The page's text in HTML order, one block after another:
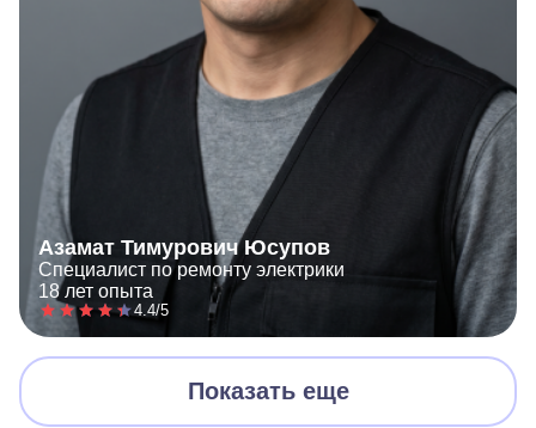
Азамат Тимурович Юсупов
Специалист по ремонту электрики
18 лет опыта
4.4/5
Показать еще